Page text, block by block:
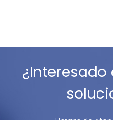
¿Interesado